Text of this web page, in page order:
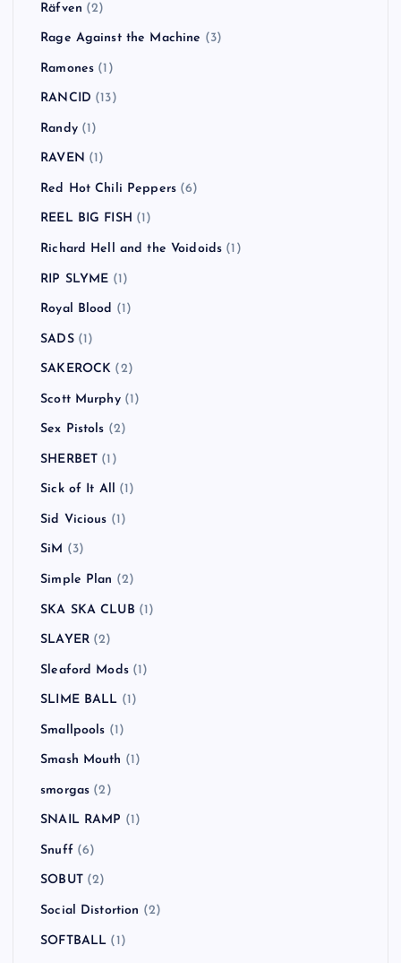
Räfven (2)
Rage Against the Machine (3)
Ramones (1)
RANCID (13)
Randy(1)
RAVEN (1)
Red Hot Chili Peppers (6)
REEL BIG FISH (1)
Richard Hell and the Voidoids (1)
RIP SLYME (1)
Royal Blood (1)
SADS(1)
SAKEROCK (2)
Scott Murphy(1)
Sex Pistols (2)
SHERBET (1)
Sick of It All (1)
Sid Vicious (1)
SiM (3)
Simple Plan (2)
SKA SKA CLUB (1)
SLAYER(2)
Sleaford Mods(1)
SLIME BALL (1)
Smallpools (1)
Smash Mouth (1)
smorgas (2)
SNAIL RAMP (1)
Snuff (6)
SOBUT(2)
Social Distortion (2)
SOFTBALL (1)